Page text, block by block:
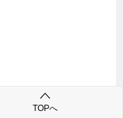
TOPへ